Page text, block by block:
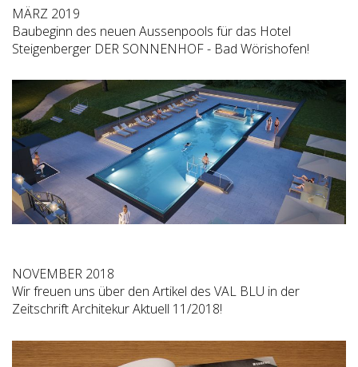
MÄRZ 2019
Baubeginn des neuen Aussenpools für das Hotel
Steigenberger DER SONNENHOF - Bad Wörishofen!
NOVEMBER 2018
Wir freuen uns über den Artikel des VAL BLU in der
Zeitschrift Architekur Aktuell 11/2018!